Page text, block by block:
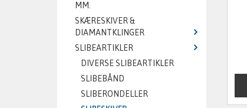
MM.
SKÆRESKIVER &
DIAMANTKLINGER
SLIBEARTIKLER
DIVERSE SLIBEARTIKLER
SLIBEBÅND
SLIBERONDELLER